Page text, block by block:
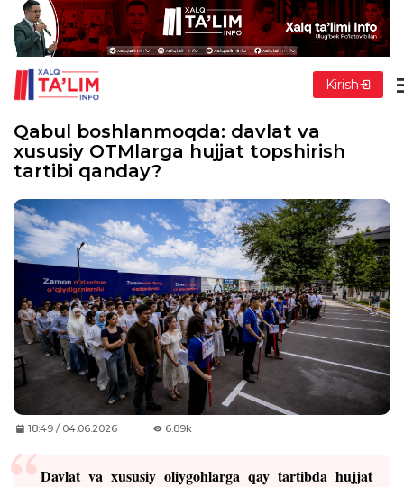
Kirish
Qabul boshlanmoqda: davlat va
xususiy OTMlarga hujjat topshirish
tartibi qanday?
18:49 / 04.06.2026 6.89k
Davlat va xususiy oliygohlarga qay tartibda hujjat